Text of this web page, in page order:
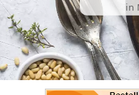
in